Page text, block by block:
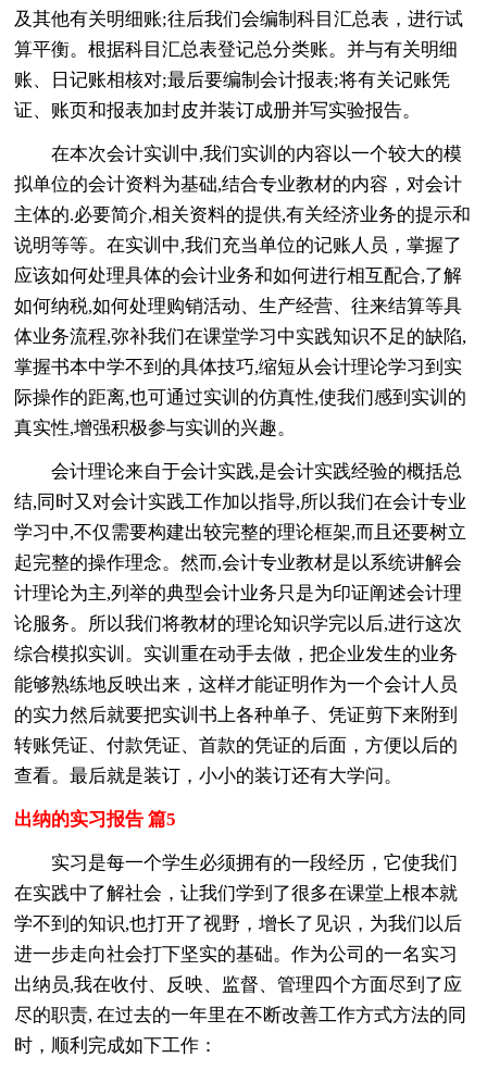
及其他有关明细账;往后我们会编制科目汇总表，进行试
算平衡。根据科目汇总表登记总分类账。并与有关明细
账、日记账相核对;最后要编制会计报表;将有关记账凭
证、账页和报表加封皮并装订成册并写实验报告。
在本次会计实训中,我们实训的内容以一个较大的模
拟单位的会计资料为基础,结合专业教材的内容，对会计
主体的.必要简介,相关资料的提供,有关经济业务的提示和
说明等等。在实训中,我们充当单位的记账人员，掌握了
应该如何处理具体的会计业务和如何进行相互配合,了解
如何纳税,如何处理购销活动、生产经营、往来结算等具
体业务流程,弥补我们在课堂学习中实践知识不足的缺陷,
掌握书本中学不到的具体技巧,缩短从会计理论学习到实
际操作的距离,也可通过实训的仿真性,使我们感到实训的
真实性,增强积极参与实训的兴趣。
会计理论来自于会计实践,是会计实践经验的概括总
结,同时又对会计实践工作加以指导,所以我们在会计专业
学习中,不仅需要构建出较完整的理论框架,而且还要树立
起完整的操作理念。然而,会计专业教材是以系统讲解会
计理论为主,列举的典型会计业务只是为印证阐述会计理
论服务。所以我们将教材的理论知识学完以后,进行这次
综合模拟实训。实训重在动手去做，把企业发生的业务
能够熟练地反映出来，这样才能证明作为一个会计人员
的实力然后就要把实训书上各种单子、凭证剪下来附到
转账凭证、付款凭证、首款的凭证的后面，方便以后的
查看。最后就是装订，小小的装订还有大学问。
出纳的实习报告 篇5
实习是每一个学生必须拥有的一段经历，它使我们
在实践中了解社会，让我们学到了很多在课堂上根本就
学不到的知识,也打开了视野，增长了见识，为我们以后
进一步走向社会打下坚实的基础。作为公司的一名实习
出纳员,我在收付、反映、监督、管理四个方面尽到了应
尽的职责, 在过去的一年里在不断改善工作方式方法的同
时，顺利完成如下工作：